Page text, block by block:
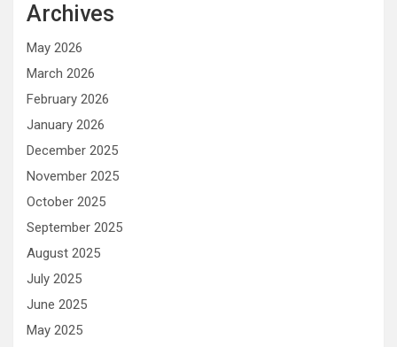
Archives
May 2026
March 2026
February 2026
January 2026
December 2025
November 2025
October 2025
September 2025
August 2025
July 2025
June 2025
May 2025